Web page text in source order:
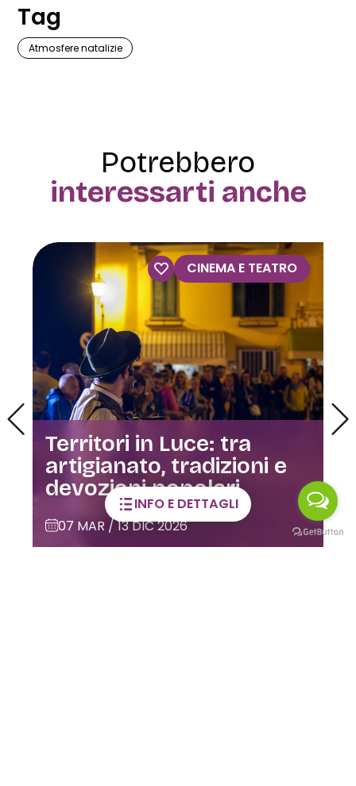
INFO E DETTAGLI
Tag
Atmosfere natalizie
Potrebbero
interessarti anche
VISITE GUIDATE
Visite guidate alla Casa
dell’Orfano
02 GIU / 28 DIC 2026